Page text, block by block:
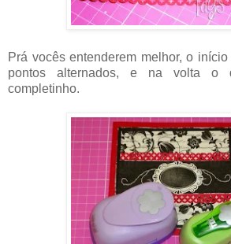
Prá vocês entenderem melhor, o
pontos alternados, e na volta o
completinho.